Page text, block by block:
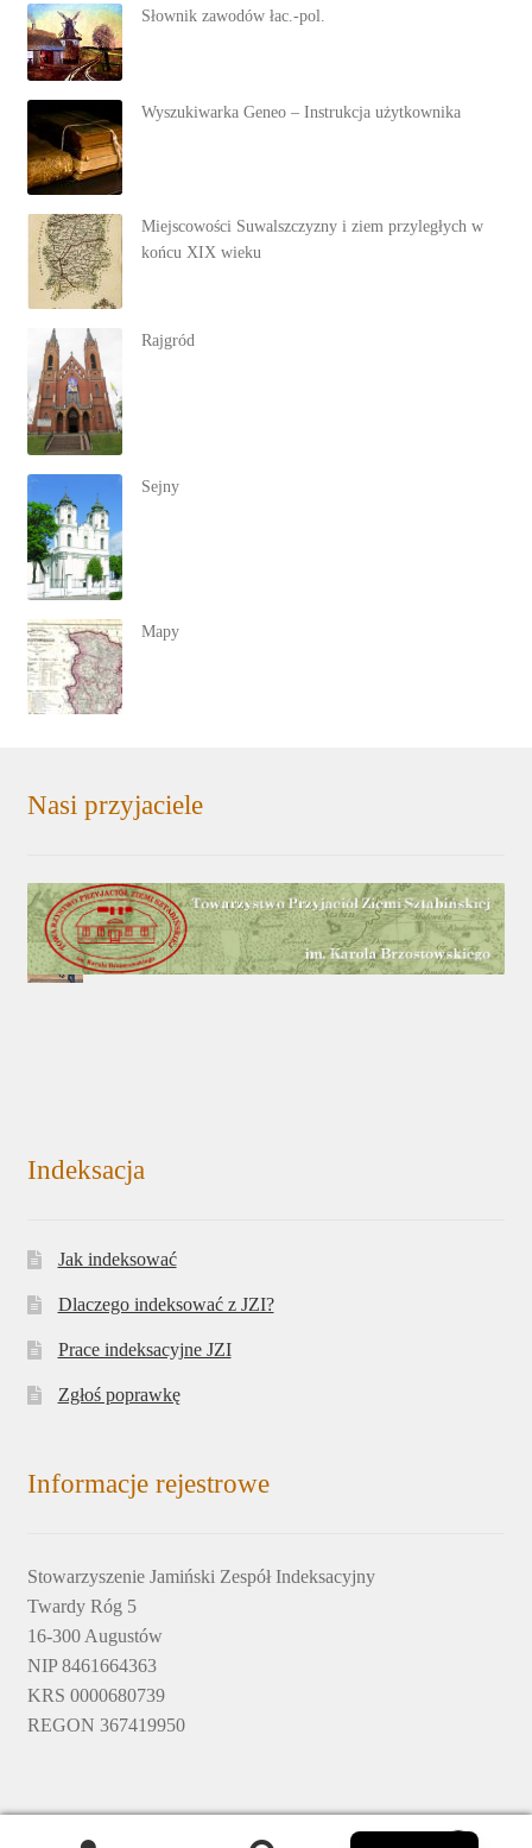
Słownik zawodów łac.-pol.
Wyszukiwarka Geneo – Instrukcja użytkownika
Miejscowości Suwalszczyzny i ziem przyległych w
końcu XIX wieku
Rajgród
Sejny
Mapy
Nasi przyjaciele
Indeksacja
Jak indeksować
Dlaczego indeksować z JZI?
Prace indeksacyjne JZI
Zgłoś poprawkę
Informacje rejestrowe
Stowarzyszenie Jamiński Zespół Indeksacyjny
Twardy Róg 5
16-300 Augustów
NIP 8461664363
KRS 0000680739
REGON 367419950
© 2017-2020 by Jamiński Zespół Indeksacyjny © design by